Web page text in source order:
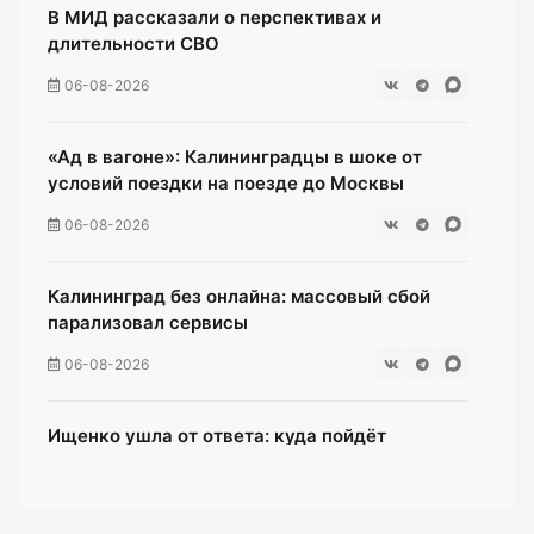
В МИД рассказали о перспективах и
длительности СВО
06-08-2026
«Ад в вагоне»: Калининградцы в шоке от
условий поездки на поезде до Москвы
06-08-2026
Калининград без онлайна: массовый сбой
парализовал сервисы
06-08-2026
Ищенко ушла от ответа: куда пойдёт